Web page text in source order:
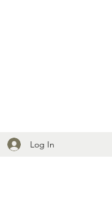
Log In